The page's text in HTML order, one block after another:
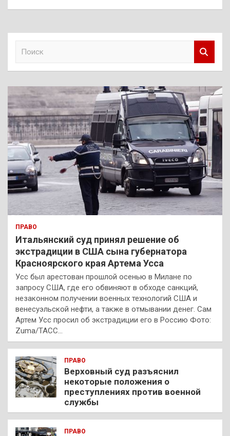
к
ПРАВО
Итальянский суд принял решение об
экстрадиции в США сына губернатора
Красноярского края Артема Усса
Усс был арестован прошлой осенью в Милане по
запросу США, где его обвиняют в обходе санкций,
незаконном получении военных технологий США и
венесуэльской нефти, а также в отмывании денег. Сам
Артем Усс просил об экстрадиции его в Россию Фото:
Zuma/ТАСС…
ПРАВО
Верховный суд разъяснил
некоторые положения о
преступлениях против военной
службы
ПРАВО